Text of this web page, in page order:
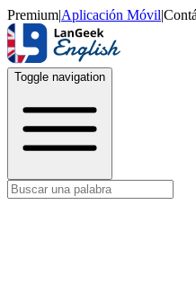
Premium|Aplicación Móvil|
Toggle navigation